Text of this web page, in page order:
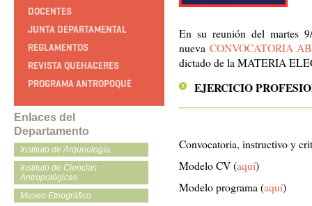
DOCENTES
JUNTA DEPARTAMENTAL
REGLAMENTOS
REVISTA QUEHACERES
PROGRAMA ANTROPOQUÉ
Enlaces del
Departamento
Instituto de Arqueología
Instituto de Ciencias
Antropológicas
Museo Etnográfico
En su reunión del martes
nueva CONVOCATORIA
dictado de la MATERIA
EJERCICIO
Convocatoria, instructivo y
Modelo CV (aquí)
Modelo programa (aquí)